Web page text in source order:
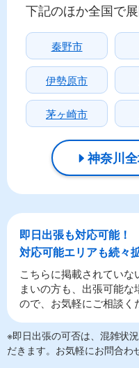
下記のほか全国で展
秦野市
伊勢原市
茅ヶ崎市
神奈川
即日出張も対応可能！
対応可能エリアも続々
こちらに掲載されていな
まいの方も、出張可能な
ので、お気軽にご相談く
※即日出張の可否は、混雑状
だきます。お気軽にお問合わ